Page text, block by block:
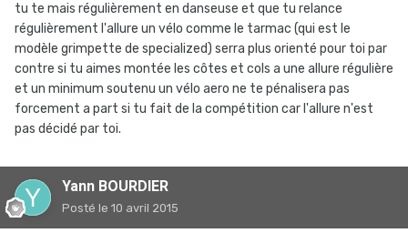
tu te mais régulièrement en danseuse et que tu relance
régulièrement l'allure un vélo comme le tarmac (qui est le
modèle grimpette de specialized) serra plus orienté pour toi par
contre si tu aimes montée les côtes et cols a une allure régulière
et un minimum soutenu un vélo aero ne te pénalisera pas
forcement a part si tu fait de la compétition car l'allure n'est
pas décidé par toi.
Yann BOURDIER
Posté le 10 avril 2015